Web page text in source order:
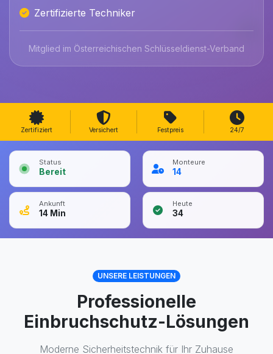
Zertifizierte Techniker
Mitglied im Österreichischen Schlüsseldienst-Verband
Zertifiziert Versichert Festpreis 24/7
Status
Bereit
Monteure
14
Ankunft
14 Min
Heute
34
UNSERE LEISTUNGEN
Professionelle
Einbruchschutz-Lösungen
Moderne Sicherheitstechnik für Ihr Zuhause